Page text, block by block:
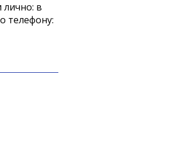
в
телефону: